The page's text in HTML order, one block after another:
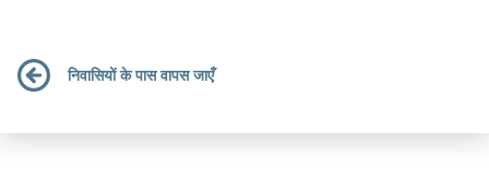
निवासियों के पास वापस जाएँ